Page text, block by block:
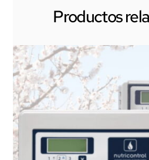
Productos